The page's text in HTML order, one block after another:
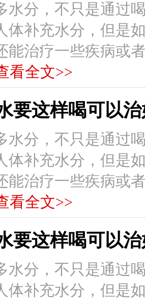
水分，不只是通过
体补充水分，但是
能治疗一些疾病或
看全文>>
要这样喝可以
水分，不只是通过
体补充水分，但是
能治疗一些疾病或
看全文>>
要这样喝可以
水分，不只是通过
体补充水分，但是